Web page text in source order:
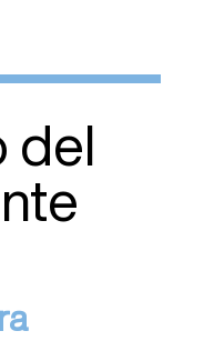
del